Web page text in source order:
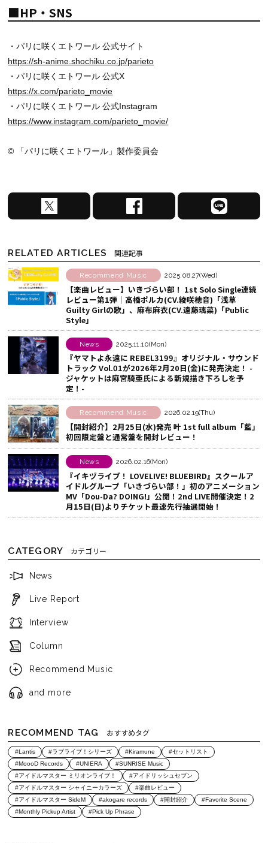
■HP・SNS
・パリに咲くエトワール 公式サイト
https://sh-anime.shochiku.co.jp/parieto
・パリに咲くエトワール 公式X
https://x.com/parieto_movie
・パリに咲くエトワール 公式Instagram
https://www.instagram.com/parieto_movie/
© 「パリに咲くエトワール」製作委員会
X
で
ア
す
る
F
a
b
o
o
シ
ェ
ア
す
L
I
シ
ェ
ア
る
RELATED ARTICLES 関連記事
Recommend Music 2025.08.27(Wed)
【楽曲レビュー】いきづらい部！ 1st Solo Single連続
レビュー第1弾│高橋ポルカ(CV.綾咲穂音)「浅草
Guilty Girlの歌」、麻布麻衣(CV.遠藤璃菜)「Public
Style」
News 2025.11.10(Mon)
『ヤマトよ永遠に REBEL3199』オリジナル・サウンド
トラック Vol.01が2026年2月20日(金)に発売決定！ -
ジャケットは麻宮騎亜氏による新規描き下ろしを予
定！-
Recommend Music 2026.02.19(Thu)
【開封紹介】2月25日(水)発売 叶 1st full album「藍」
初回限定盤と通常盤を開封レビュー！
News 2026.02.16(Mon)
『イキヅライブ！ LOVELIVE! BLUEBIRD』スクールア
イドルグループ「いきづらい部！」初のアニメーション
MV「Dou-Da? DOING!」公開！2nd LIVE開催決定！2
月15日(日)よりチケット最速先行抽選開始！
CATEGORY カテゴリー
News
Live Report
Interview
Column
Recommend Music
and more
RECOMMEND TAG おすすめタグ
#Lantis #ラブライブ！シリーズ #Kiramune
#セットリスト
#MoooD Records
#UNIERA
#SUNRISE Music
#アイドルマスター ミリオンライブ！
#アイドリッシュセブン
#アイドルマスター シャイニーカラーズ
#楽曲レビュー
#アイドルマスター SideM
#akogare records #開封紹介
#Favorite Scene
#Monthly Pickup Artist
#Pick Up Phrase